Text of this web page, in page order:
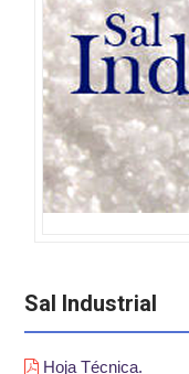
Sal Industrial
Hoja Técnica.